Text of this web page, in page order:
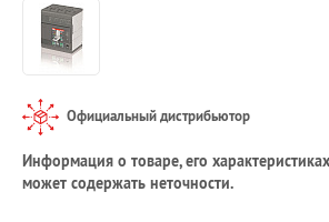
Официальный дистрибьютор
Информация о товаре, его
может содержать неточности.